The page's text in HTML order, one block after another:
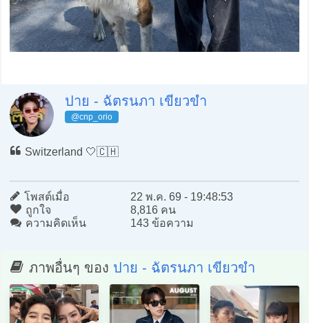
ปาย - ฉัตรนภา เขียวขำ
@cnp_orio
Switzerland 🤍🇨🇭
โพสต์เมื่อ
22 พ.ค. 69 - 19:48:53
ถูกใจ
8,816 คน
ความคิดเห็น
143 ข้อความ
ภาพอื่นๆ ของ ปาย - ฉัตรนภา เขียวขำ